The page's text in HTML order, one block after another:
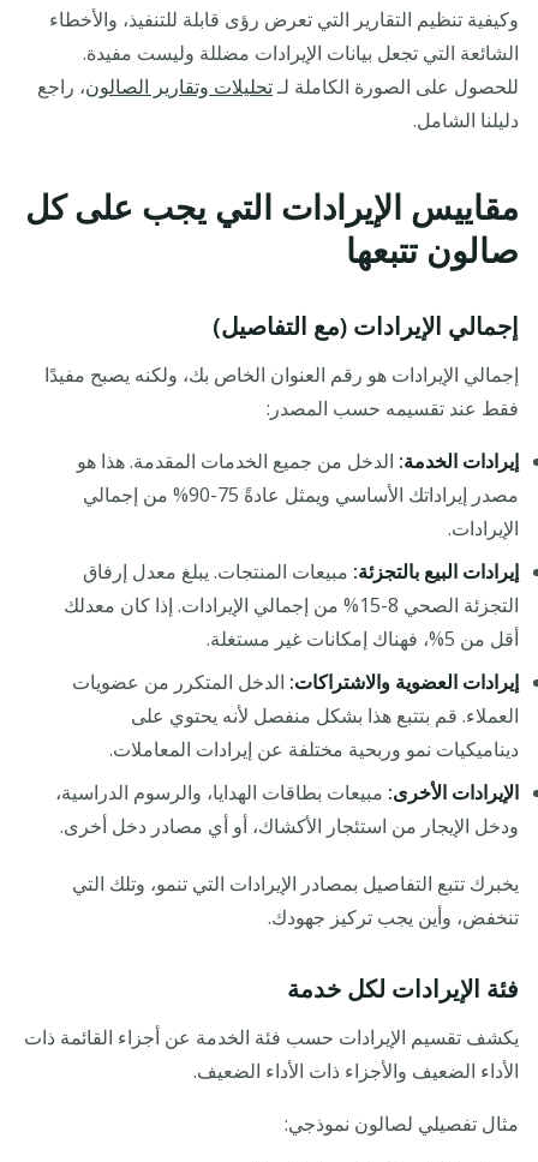
وكيفية تنظيم التقارير التي تعرض رؤى قابلة للتنفيذ، والأخطاء
الشائعة التي تجعل بيانات الإيرادات مضللة وليست مفيدة.
للحصول على الصورة الكاملة لـتحليلات وتقارير الصالون، راجع
دليلنا الشامل.
مقاييس الإيرادات التي يجب على كل
صالون تتبعها
إجمالي الإيرادات (مع التفاصيل)
إجمالي الإيرادات هو رقم العنوان الخاص بك، ولكنه يصبح مفيدًا
فقط عند تقسيمه حسب المصدر:
إيرادات الخدمة: الدخل من جميع الخدمات المقدمة. هذا هو
مصدر إيراداتك الأساسي ويمثل عادةً 75-90% من إجمالي
الإيرادات.
إيرادات البيع بالتجزئة: مبيعات المنتجات. يبلغ معدل إرفاق
التجزئة الصحي 8-15% من إجمالي الإيرادات. إذا كان معدلك
أقل من 5%، فهناك إمكانات غير مستغلة.
إيرادات العضوية والاشتراكات: الدخل المتكرر من عضويات
العملاء. قم بتتبع هذا بشكل منفصل لأنه يحتوي على
ديناميكيات نمو وربحية مختلفة عن إيرادات المعاملات.
الإيرادات الأخرى: مبيعات بطاقات الهدايا، والرسوم الدراسية،
ودخل الإيجار من استئجار الأكشاك، أو أي مصادر دخل أخرى.
يخبرك تتبع التفاصيل بمصادر الإيرادات التي تنمو، وتلك التي
تنخفض، وأين يجب تركيز جهودك.
فئة الإيرادات لكل خدمة
يكشف تقسيم الإيرادات حسب فئة الخدمة عن أجزاء القائمة ذات
الأداء الضعيف والأجزاء ذات الأداء الضعيف.
مثال تفصيلي لصالون نموذجي: